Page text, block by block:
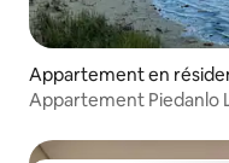
Appartement en
Appartement Piedanlo